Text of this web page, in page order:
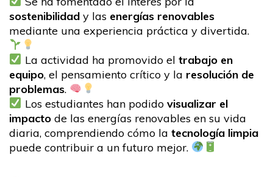
sostenibilidad y las energías renovables
mediante una experiencia práctica y divertida.
La actividad ha promovido el trabajo en
equipo, el pensamiento crítico y la resolución de
problemas.
Los estudiantes han podido visualizar el
impacto de las energías renovables en su vida
diaria, comprendiendo cómo la tecnología limpia
puede contribuir a un futuro mejor.